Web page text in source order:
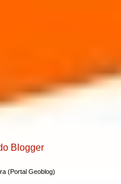
Blogger
(Portal Geoblog)